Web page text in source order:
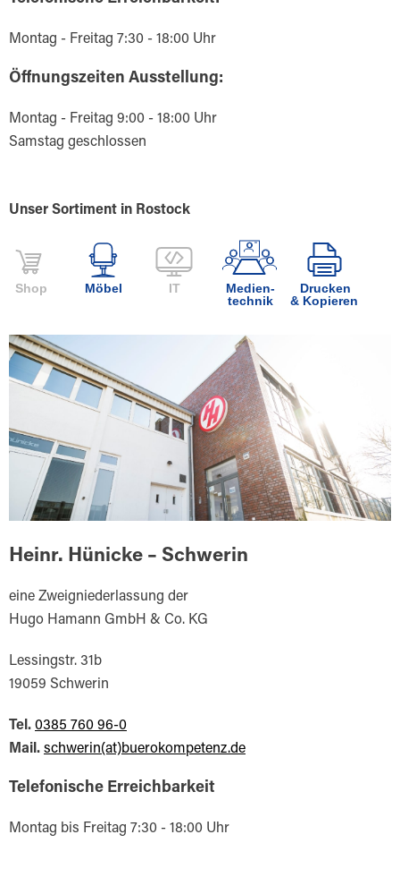
Montag - Freitag 7:30 - 18:00 Uhr
Öffnungszeiten Ausstellung:
Montag - Freitag 9:00 - 18:00 Uhr
Samstag geschlossen
Unser Sortiment in Rostock
Drucken
& Kopieren
Medien-
technik
IT
Möbel
Shop
Heinr. Hünicke – Schwerin
eine Zweigniederlassung der
Hugo Hamann GmbH & Co. KG
Lessingstr. 31b
19059 Schwerin
Tel. 0385 760 96-0
Mail. schwerin(at)buerokompetenz.de
Telefonische Erreichbarkeit
Montag bis Freitag 7:30 - 18:00 Uhr